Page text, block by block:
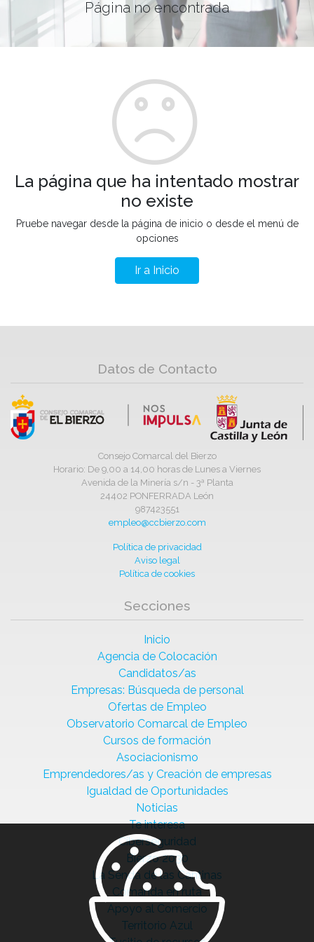
Página no encontrada
La página que ha intentado mostrar
no existe
Pruebe navegar desde la página de inicio o desde el menú de
opciones
Ir a Inicio
Datos de Contacto
Consejo Comarcal del Bierzo
Horario: De 9,00 a 14,00 horas de Lunes a Viernes
Avenida de la Minería s/n - 3ª Planta
24402 PONFERRADA León
987423551
empleo@ccbierzo.com
Política de privacidad
Aviso legal
Política de cookies
Secciones
Inicio
Agencia de Colocación
Candidatos/as
Empresas: Búsqueda de personal
Ofertas de Empleo
Observatorio Comarcal de Empleo
Cursos de formación
Asociacionismo
Emprendedores/as y Creación de empresas
Igualdad de Oportunidades
Noticias
Te interesa
Ciberseguridad
Bierzo 2030
La Senda de las Cantinas
Comanda en ruta
Apoyo al Comercio
Territorio Azul